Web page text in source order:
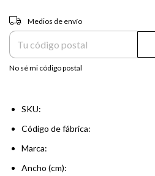
Entregas para el CP:
Medios de envío
No sé mi código postal
SKU:
Código de fábrica:
Marca:
Ancho (cm):